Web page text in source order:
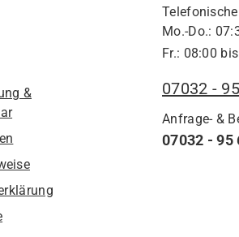
Mo.-Do.:
Fr.: 08:00
07032 -
Anfrage- &
07032 - 95
&